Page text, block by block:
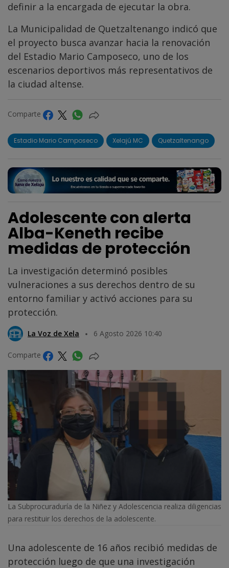
definir a la encargada de ejecutar la obra.
La Municipalidad de Quetzaltenango indicó que
el proyecto busca avanzar hacia la renovación
del Estadio Mario Camposeco, uno de los
escenarios deportivos más representativos de
la ciudad altense.
Comparte
Estadio Mario Camposeco Xelajú MC Quetzaltenango
Adolescente con alerta
Alba-Keneth recibe
medidas de protección
La investigación determinó posibles
vulneraciones a sus derechos dentro de su
entorno familiar y activó acciones para su
protección.
La Voz de Xela 6 Agosto 2026 10:40
Comparte
La Subprocuraduría de la Niñez y Adolescencia realiza diligencias
para restituir los derechos de la adolescente.
Una adolescente de 16 años recibió medidas de
protección luego de que una investigación